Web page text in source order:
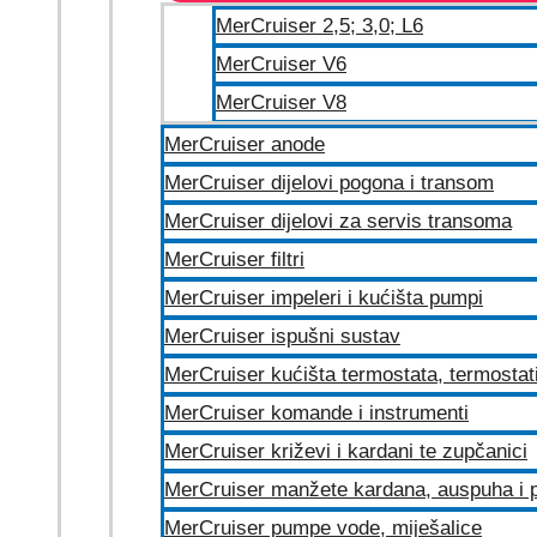
MerCruiser 2,5; 3,0; L6
MerCruiser V6
MerCruiser V8
MerCruiser anode
MerCruiser dijelovi pogona i transom
MerCruiser dijelovi za servis transoma
MerCruiser filtri
MerCruiser impeleri i kućišta pumpi
MerCruiser ispušni sustav
MerCruiser kućišta termostata, termostati
MerCruiser komande i instrumenti
MerCruiser križevi i kardani te zupčanici
MerCruiser manžete kardana, auspuha i
MerCruiser pumpe vode, miješalice